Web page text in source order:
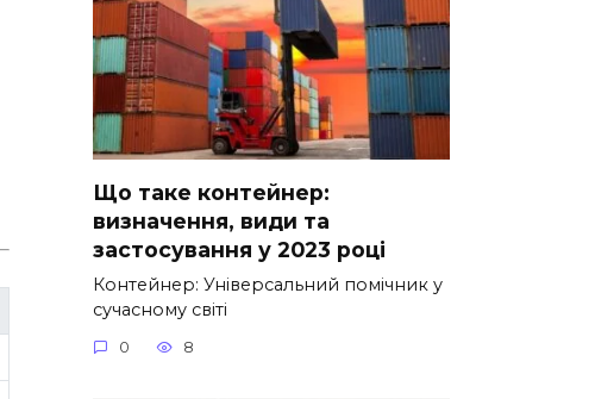
Що таке контейнер:
визначення, види та
застосування у 2023 році
Контейнер: Універсальний помічник у
сучасному світі
0 8